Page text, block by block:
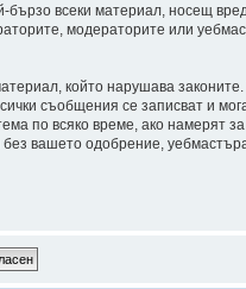
всеки материал, носещ
модераторите или
който нарушава
съобщения се записват и
по всяко време, ако намерят
вашето одобрение,